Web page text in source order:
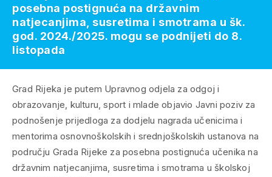
Grad Rijeka je putem Upravnog odjela za odgoj i
obrazovanje, kulturu, sport i mlade objavio Javni poziv za
podnošenje prijedloga za dodjelu nagrada učenicima i
mentorima osnovnoškolskih i srednjoškolskih ustanova na
području Grada Rijeke za posebna postignuća učenika na
državnim natjecanjima, susretima i smotrama u školskoj
posebna postignuća na državnim
natjecanjima, susretima i smotrama u šk.
god. 2024./2025. mogu se podnijeti do 8.
listopada